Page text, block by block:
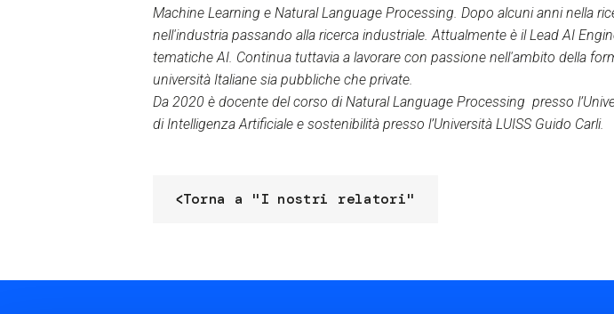
Machine Learning e Natural Language Processing. Dopo alcuni anni nella
nell'industria passando alla ricerca industriale. Attualmente è il Lead AI
tematiche AI. Continua tuttavia a lavorare con passione nell'ambito della
università Italiane sia pubbliche che private.
Da 2020 è docente del corso di Natural Language Processing presso
di Intelligenza Artificiale e sostenibilità presso l’Università LUISS Guido Carli.
Torna a "I nostri relatori"